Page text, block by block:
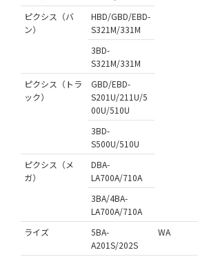
ピクシス（バ
ン）
HBD/GBD/EBD-
S321M/331M
3BD-
S321M/331M
ピクシス（トラ
ック）
GBD/EBD-
S201U/211U/5
00U/510U
3BD-
S500U/510U
ピクシス（メ
ガ）
DBA-
LA700A/710A
3BA/4BA-
LA700A/710A
ライズ
5BA-
A201S/202S
WA